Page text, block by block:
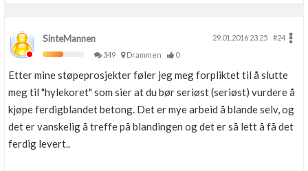
SinteMannen 29.01.2016 23.25
#24
349
Drammen 0
Etter mine støpeprosjekter føler jeg meg forpliktet til å slutte
meg til "hylekoret" som sier at du bør seriøst (seriøst) vurdere å
kjøpe ferdigblandet betong. Det er mye arbeid å blande selv, og
det er vanskelig å treffe på blandingen og det er så lett å få det
ferdig levert..